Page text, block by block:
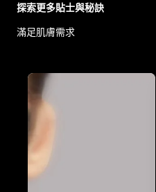
探索更多貼士與秘訣
滿足肌膚需求